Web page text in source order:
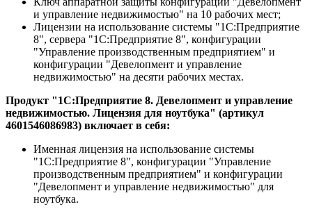
и управление недвижимостью" на 10 рабочих мест;
Лицензии на использование системы "1С:Предприятие
8", сервера "1С:Предприятие 8", конфигурации
"Управление производственным предприятием" и
конфигурации "Девелопмент и управление
недвижимостью" на десяти рабочих местах.
Продукт "1С:Предприятие 8. Девелопмент и управление
недвижимостью. Лицензия для ноутбука" (артикул
4601546086983) включает в себя:
Именная лицензия на использование системы
"1С:Предприятие 8", конфигурации "Управление
производственным предприятием" и конфигурации
"Девелопмент и управление недвижимостью" для
ноутбука.